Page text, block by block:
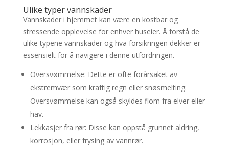
Ulike typer vannskader
Vannskader i hjemmet kan være en kostbar og
stressende opplevelse for enhver huseier. Å forstå de
ulike typene vannskader og hva forsikringen dekker er
essensielt for å navigere i denne utfordringen.
Oversvømmelse: Dette er ofte forårsaket av
ekstremvær som kraftig regn eller snøsmelting.
Oversvømmelse kan også skyldes flom fra elver eller
hav.
Lekkasjer fra rør: Disse kan oppstå grunnet aldring,
korrosjon, eller frysing av vannrør.